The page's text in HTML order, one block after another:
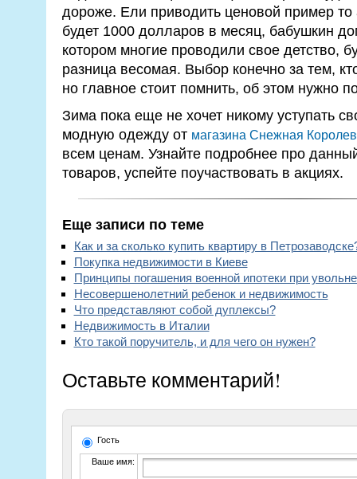
дороже. Ели приводить ценовой пример
будет 1000 долларов в месяц, бабушкин
котором многие проводили свое детство,
разница весомая. Выбор конечно за тем,
но главное стоит помнить, об этом нужно
Зима пока еще не хочет никому уступать
модную одежду от магазина Снежная
всем ценам. Узнайте подробнее про
товаров, успейте поучаствовать в акциях.
Еще записи по теме
Как и за сколько купить квартиру в
Покупка недвижимости в Киеве
Принципы погашения военной ипотеки при
Несовершенолетний ребенок и недвижимость
Что представляют собой дуплексы?
Недвижимость в Италии
Кто такой поручитель, и для чего он нужен?
Оставьте комментарий!
Гость
Ваше имя: